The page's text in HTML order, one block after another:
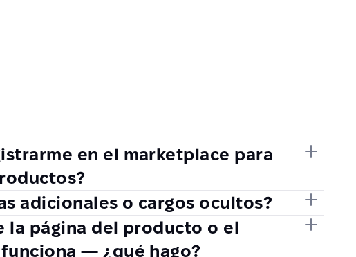
en el marketplace para
adicionales o cargos ocultos?
la página del producto o el
— ¿qué hago?